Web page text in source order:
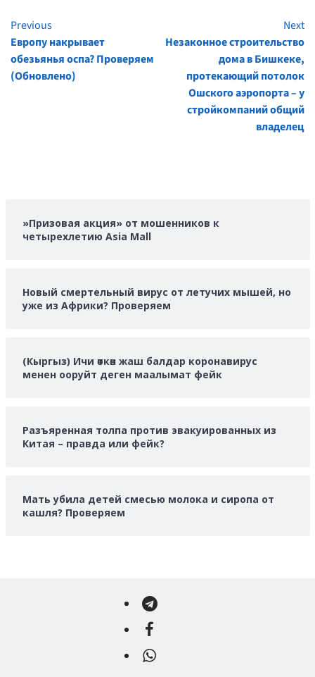
Continue
Reading
Previous
Европу накрывает
обезьянья оспа? Проверяем
(Обновлено)
Next
Незаконное строительство
дома в Бишкеке,
протекающий потолок
Ошского аэропорта – у
стройкомпаний общий
владелец
»Призовая акция» от мошенников к
четырехлетию Asia Mall
Новый смертельный вирус от летучих мышей, но
уже из Африки? Проверяем
(Кыргыз) Ичи өткөн жаш балдар коронавирус
менен ооруйт деген маалымат фейк
Разъяренная толпа против эвакуированных из
Китая – правда или фейк?
Мать убила детей смесью молока и сиропа от
кашля? Проверяем
Telegram
Facebook
WhatsApp